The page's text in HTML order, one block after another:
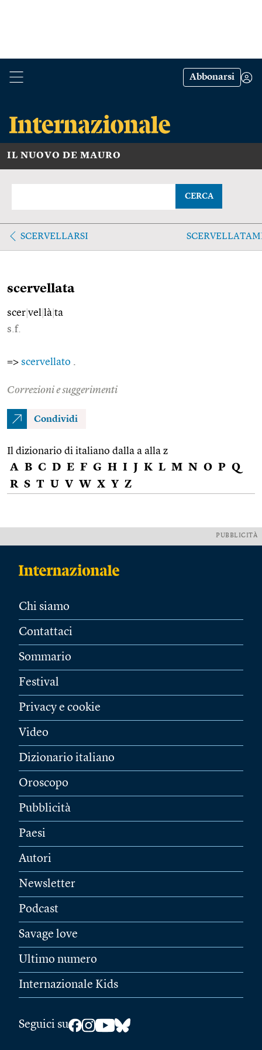
Abbonarsi
IL NUOVO DE MAURO
CERCA
SCERVELLARSI
scervellata
scer vel là ta
s.f.
=> scervellato
Correzioni e suggerimenti
Condividi
Il dizionario di italiano dalla a alla z
A B C D E F G H I J K L M N O P Q
R S T U V W X Y Z
PUBBLICITÀ
Chi siamo
Contattaci
Sommario
Festival
Privacy e cookie
Video
Dizionario italiano
Oroscopo
Pubblicità
Paesi
Autori
Newsletter
Podcast
Savage love
Ultimo numero
Internazionale Kids
Seguici su